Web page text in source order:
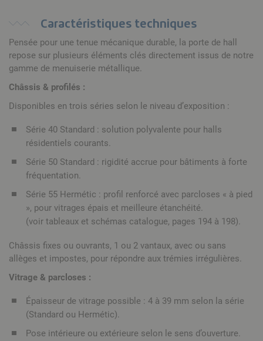
Caractéristiques techniques
Pensée pour une tenue mécanique durable, la porte de hall
repose sur plusieurs éléments clés directement issus de notre
gamme de menuiserie métallique.
Châssis & profilés :
Disponibles en trois séries selon le niveau d’exposition :
Série 40 Standard : solution polyvalente pour halls
résidentiels courants.
Série 50 Standard : rigidité accrue pour bâtiments à forte
fréquentation.
Série 55 Hermétic : profil renforcé avec parcloses « à pied
», pour vitrages épais et meilleure étanchéité.
(voir tableaux et schémas catalogue, pages 194 à 198).
Châssis fixes ou ouvrants, 1 ou 2 vantaux, avec ou sans
allèges et impostes, pour répondre aux trémies irrégulières.
Vitrage & parcloses :
Épaisseur de vitrage possible : 4 à 39 mm selon la série
(Standard ou Hermétic).
Pose intérieure ou extérieure selon le sens d’ouverture.